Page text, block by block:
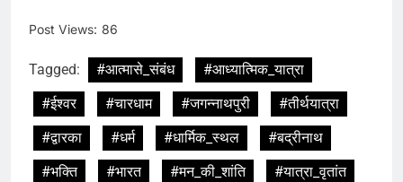
Post Views: 86
Tagged: #आत्मासे_संबंध
#आध्यात्मिक_यात्रा
#ईश्वर
#चारधाम #जगन्नाथपुरी
#तीर्थयात्रा
#द्वारका
#धर्म #धार्मिक_स्थल
#बद्रीनाथ
#भक्ति
#भारत #मन_की_शांति
#यात्रा_वृतांत